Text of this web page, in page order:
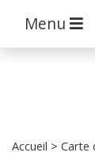
Menu
Accueil > Carte